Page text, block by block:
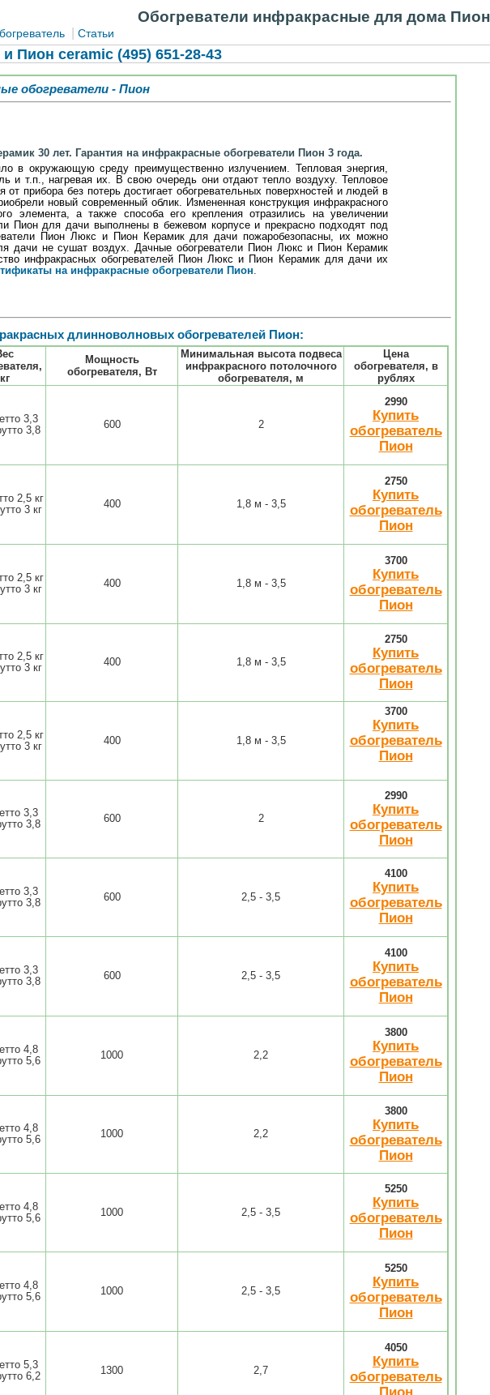
Обогреватели инфракрасные для дома Пион
Статьи
Пион ceramic (495) 651-28-43
обогреватели - Пион
30 лет. Гарантия на инфракрасные обогреватели Пион 3 года.
в окружающую среду преимущественно излучением. Тепловая энергия,
и т.п., нагревая их. В свою очередь они отдают тепло воздуху. Тепловое
прибора без потерь достигает обогревательных поверхностей и людей в
новый современный облик. Измененная конструкция инфракрасного
элемента, а также способа его крепления отразились на увеличении
Пион для дачи выполнены в бежевом корпусе и прекрасно подходят под
Пион Люкс и Пион Керамик для дачи пожаробезопасны, их можно
дачи не сушат воздух. Дачные обогреватели Пион Люкс и Пион Керамик
инфракрасных обогревателей Пион Люкс и Пион Керамик для дачи их
на инфракрасные обогреватели Пион
длинноволновых обогревателей Пион:
кг
Мощность
обогревателя, Вт
Минимальная высота подвеса
инфракрасного потолочного
обогревателя, м
Цена
обогревателя, в
рублях
3,3
3,8
600 2
2990
Купить
обогреватель
Пион
2,5 кг
3 кг
400 1,8 м - 3,5
2750
Купить
обогреватель
Пион
2,5 кг
3 кг
400 1,8 м - 3,5
3700
Купить
обогреватель
Пион
2,5 кг
3 кг
400 1,8 м - 3,5
2750
Купить
обогреватель
Пион
2,5 кг
3 кг
400 1,8 м - 3,5
3700
Купить
обогреватель
Пион
3,3
3,8
600 2
2990
Купить
обогреватель
Пион
3,3
3,8
600 2,5 - 3,5
4100
Купить
обогреватель
Пион
3,3
3,8
600 2,5 - 3,5
4100
Купить
обогреватель
Пион
4,8
5,6
1000 2,2
3800
Купить
обогреватель
Пион
4,8
5,6
1000 2,2
3800
Купить
обогреватель
Пион
4,8
5,6
1000 2,5 - 3,5
5250
Купить
обогреватель
Пион
4,8
5,6
1000 2,5 - 3,5
5250
Купить
обогреватель
Пион
5,3
6,2
1300 2,7
4050
Купить
обогреватель